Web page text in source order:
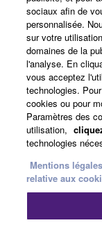
France - French
Professionnel
Respect
sociaux afin de
personnalisée.
sur votre
domaines de la
l'analyse. En
vous acceptez
technologies.
cookies ou pour
Paramètres des
utilisation,
technologies
Mentions légales
relative aux